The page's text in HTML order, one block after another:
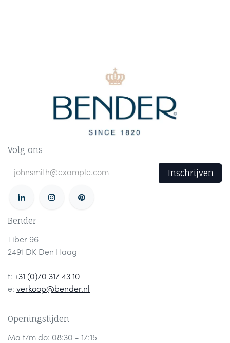
Volg ons
Inschrijven
Bender
Tiber 96
2491 DK Den Haag
t: +31 (0)70 317 43 10
e: verkoop@bender.nl
Openingstijden
Ma t/m do: 08:30 - 17:15